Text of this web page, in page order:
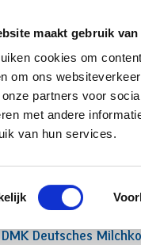
maakt gebruik
cookies om
om ons
partners voor
met andere
van hun services.
Recepten
cookie
Deutsches